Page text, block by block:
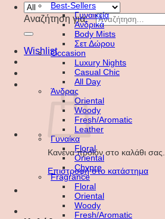
Αναζήτηση για:
Wishlist
Κανένα προϊόν στο καλάθι σας.
Επιστροφή στο κατάστημα
Best-Sellers
Γυναικεία
Ανδρικά
Body Mists
Σετ Δώρου
Occasion
Luxury Nights
Casual Chic
All Day
Άνδρας
Oriental
Woody
Fresh/Aromatic
Leather
Γυναίκα
Floral
Oriental
Chypre
Fragrance
Floral
Oriental
Woody
Fresh/Aromatic